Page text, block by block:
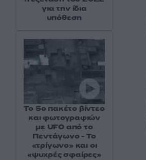
για την ίδια
υπόθεση
Το 5ο πακέτο βίντεο
και φωτογραφιών
με UFO από το
Πεντάγωνο - Το
«τρίγωνο» και οι
«ψυχρές σφαίρες»